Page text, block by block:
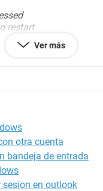
restart
iniciar windows. ¿Que
me pasa, hace una
una ayuda.
con el disco de
Ver más
otra cuenta
bandeja de entrada
sesion en outlook